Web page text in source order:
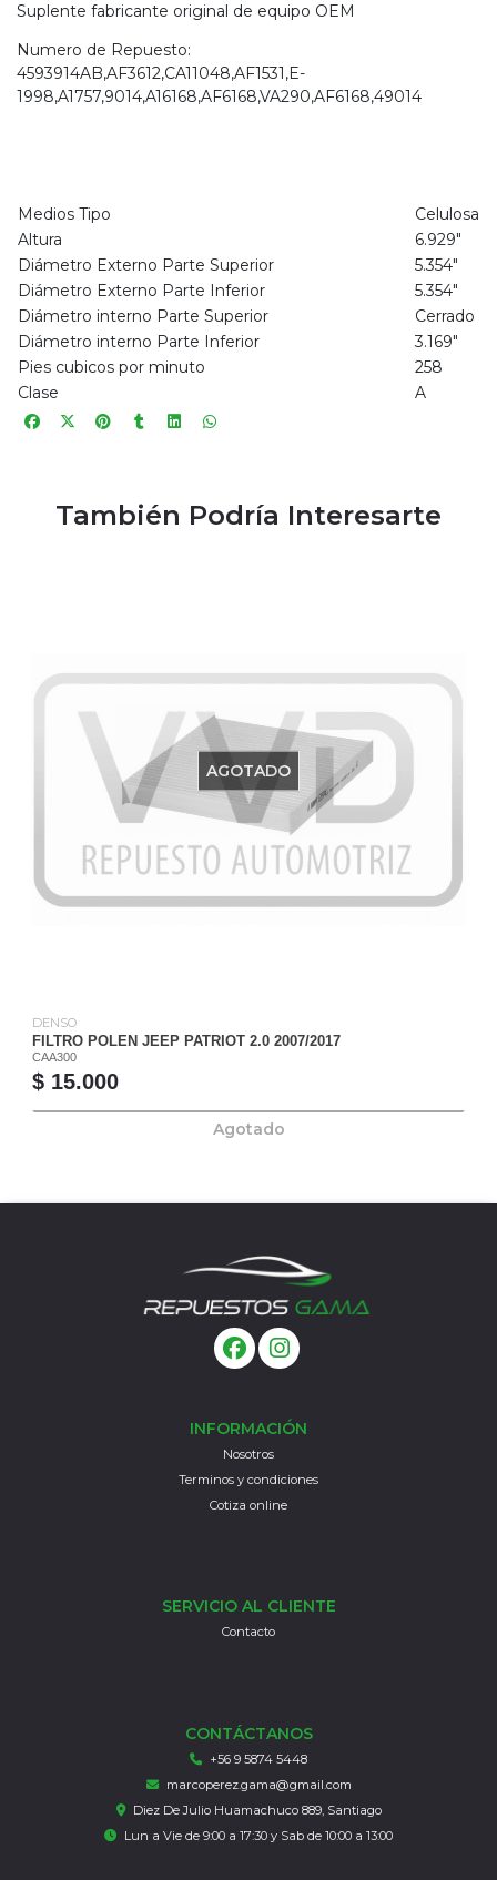
Suplente fabricante original de equipo OEM
Numero de Repuesto:
4593914AB,AF3612,CA11048,AF1531,E-
1998,A1757,9014,A16168,AF6168,VA290,AF6168,49014
Medios Tipo
Celulosa
Altura
6.929"
Diámetro Externo Parte Superior
5.354"
Diámetro Externo Parte Inferior
5.354"
Diámetro interno Parte Superior
Cerrado
Diámetro interno Parte Inferior
3.169"
Pies cubicos por minuto
258
Clase
A
También Podría Interesarte
AGOTADO
DENSO
FILTRO POLEN JEEP PATRIOT 2.0 2007/2017
CAA300
$ 15.000
Agotado
INFORMACIÓN
Nosotros
Terminos y condiciones
Cotiza online
SERVICIO AL CLIENTE
Contacto
CONTÁCTANOS
+56 9 5874 5448
marcoperez.gama@gmail.com
Diez De Julio Huamachuco 889, Santiago
Lun a Vie de 9:00 a 17:30 y Sab de 10:00 a 13:00